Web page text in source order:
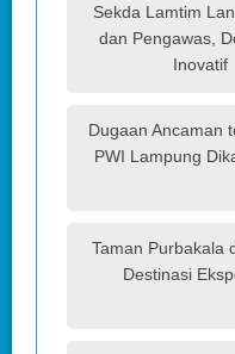
Sekda Lamtim
dan Pengawas,
Inovatif
Dugaan Ancaman
PWI Lampung
Taman Purbakala
Destinasi